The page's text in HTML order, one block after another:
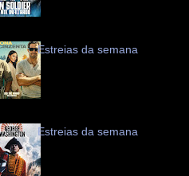
Estreias da semana
Estreias da semana